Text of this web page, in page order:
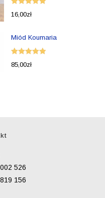
Oceniono
16,00zł
Miód Koumaria
Oceniono
85,00zł
526
156